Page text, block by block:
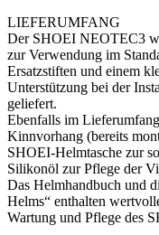
LIEFERUMFANG
Der SHOEI NEOTEC3
zur Verwendung im
Ersatzstiften und einem
Unterstützung bei der
geliefert.
Ebenfalls im
Kinnvorhang (bereits
SHOEI-Helmtasche zur
Silikonöl zur Pflege der
Das Helmhandbuch und
Helms“ enthalten
Wartung und Pflege des